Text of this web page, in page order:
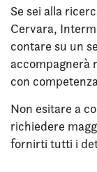
Se sei alla
Cervara,
contare su un
accompagnerà
con
Non esitare a
richiedere
fornirti tutti i